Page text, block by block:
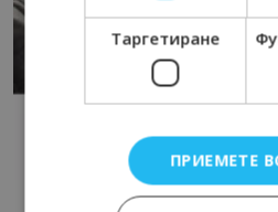
Таргетиране
ПРИЕМЕТЕ